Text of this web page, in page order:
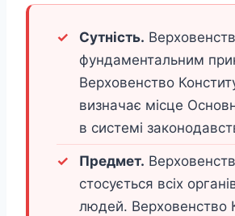
Сутність.
фундаментальним
Верховенство
визначає місце
в системі
Предмет.
стосується всіх
людей. Верховенство